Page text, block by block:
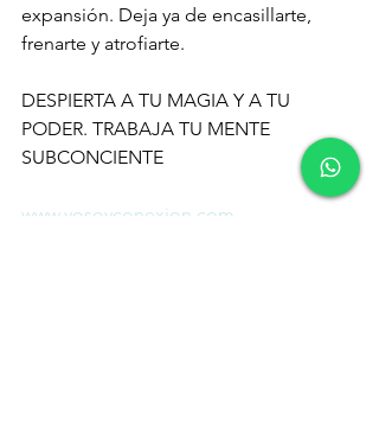
expansión. Deja ya de encasillarte,
frenarte y atrofiarte.
DESPIERTA A TU MAGIA Y A TU
PODER. TRABAJA TU MENTE
SUBCONCIENTE
www.yosoyconexion.com